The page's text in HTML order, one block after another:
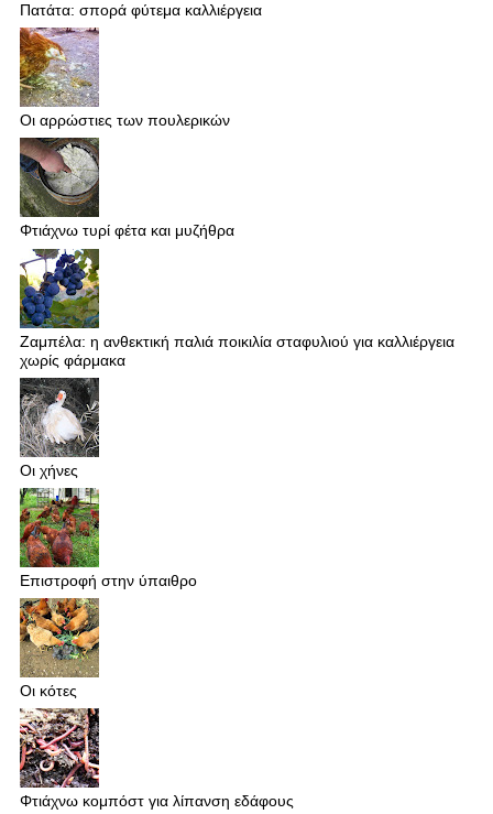
Πατάτα: σπορά φύτεμα καλλιέργεια
Οι αρρώστιες των πουλερικών
Φτιάχνω τυρί φέτα και μυζήθρα
Ζαμπέλα: η ανθεκτική παλιά ποικιλία σταφυλιού για καλλιέργεια
χωρίς φάρμακα
Οι χήνες
Επιστροφή στην ύπαιθρο
Οι κότες
Φτιάχνω κομπόστ για λίπανση εδάφους